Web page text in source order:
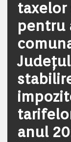
pentru
anul